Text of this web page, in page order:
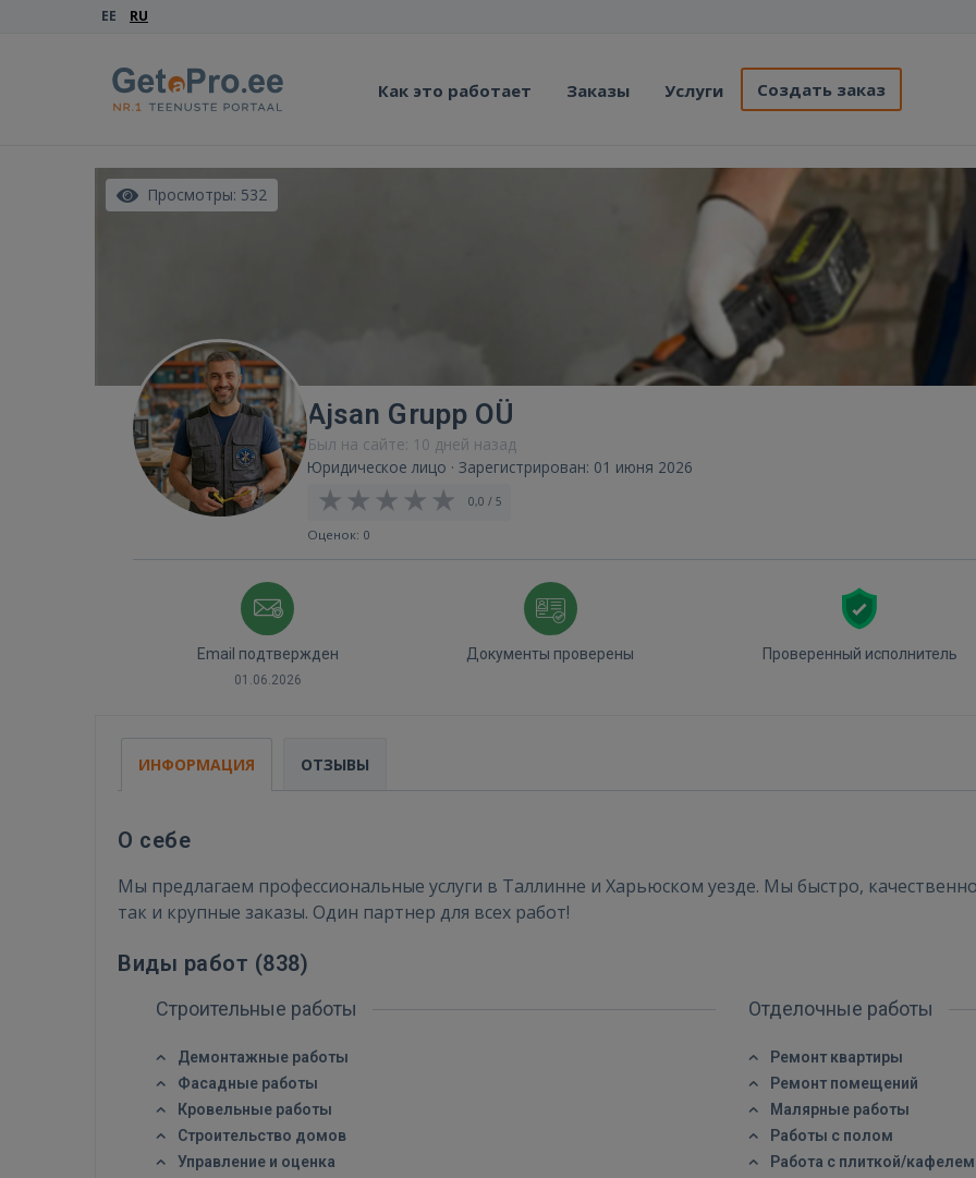
EE RU
Как это работает Заказы Услуги Создать заказ
Просмотры: 532
Ajsan Grupp OÜ
Был на сайте: 10 дней назад
Юридическое лицо · Зарегистрирован: 01 июня 2026
0,0 / 5
Оценок: 0
Email подтвержден
01.06.2026
Документы проверены Проверенный исполнитель
ИНФОРМАЦИЯ ОТЗЫВЫ
О себе
Мы предлагаем профессиональные услуги в Таллинне и Харьюском уезде. Мы быстро,
так и крупные заказы. Один партнер для всех работ!
Виды работ (838)
Строительные работы
Демонтажные работы
Фасадные работы
Кровельные работы
Строительство домов
Управление и оценка
Отделочные работы
Ремонт квартиры
Ремонт помещений
Малярные работы
Работы с полом
Работа с плиткой/кафелем